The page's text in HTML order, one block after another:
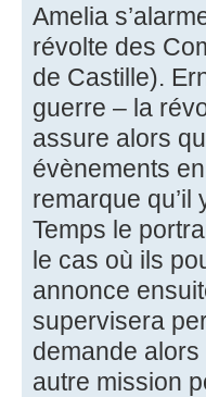
Amelia
révolte des
de Castille).
guerre – la
assure alors
évènements
remarque
Temps le
le cas où ils
annonce
supervisera
demande alors
autre mission